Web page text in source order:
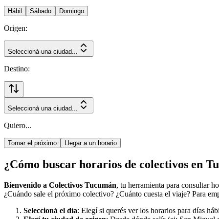
Hábil Sábado Domingo
Origen:
Seleccioná una ciudad...
Destino:
Seleccioná una ciudad...
Quiero...
Tomar el próximo Llegar a un horario
¿Cómo buscar horarios de colectivos en
Bienvenido a Colectivos Tucumán, tu herramienta para consultar
¿Cuándo sale el próximo colectivo? ¿Cuánto cuesta el viaje? Para
Seleccioná el día: Elegí si querés ver los horarios para días